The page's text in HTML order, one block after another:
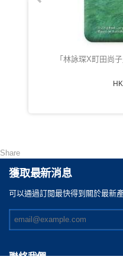
「林詠琛X町田尚
Share
獲取最新消息
可以通過訂閲最快得到關於最新
聯絡我們